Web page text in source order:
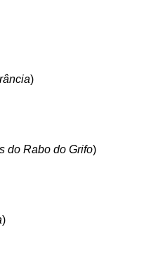
)
do Rabo do Grifo)
)